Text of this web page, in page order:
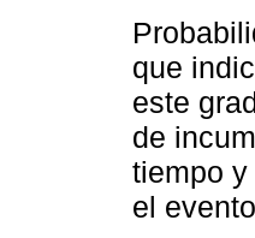
que
este
de
tiempo
el